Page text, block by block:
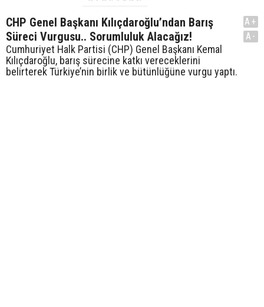
CHP Genel Başkanı Kılıçdaroğlu’ndan Barış
Süreci Vurgusu.. Sorumluluk Alacağız!
Cumhuriyet Halk Partisi (CHP) Genel Başkanı Kemal
Kılıçdaroğlu, barış sürecine katkı vereceklerini
belirterek Türkiye’nin birlik ve bütünlüğüne vurgu yaptı.
A+
A-